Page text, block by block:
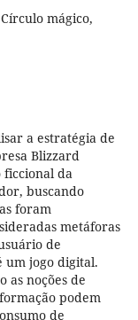
mágico,
a estratégia de
Blizzard
da
buscando
foram
metáforas
de
um jogo digital.
as noções de
podem
de